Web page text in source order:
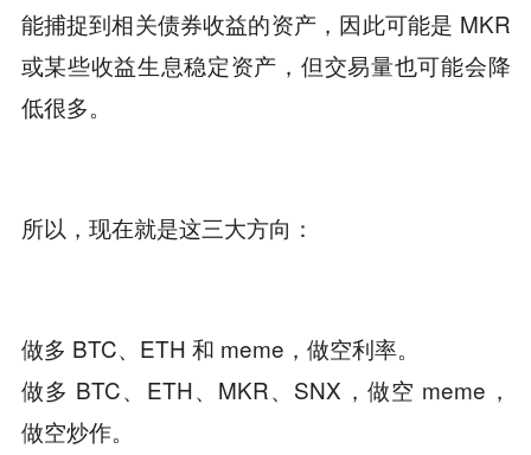
能捕捉到相关债券收益的资产，因此可能是 MKR
或某些收益生息稳定资产，但交易量也可能会降
低很多。
所以，现在就是这三大方向：
做多 BTC、ETH 和 meme，做空利率。
做多 BTC、ETH、MKR、SNX，做空 meme，
做空炒作。